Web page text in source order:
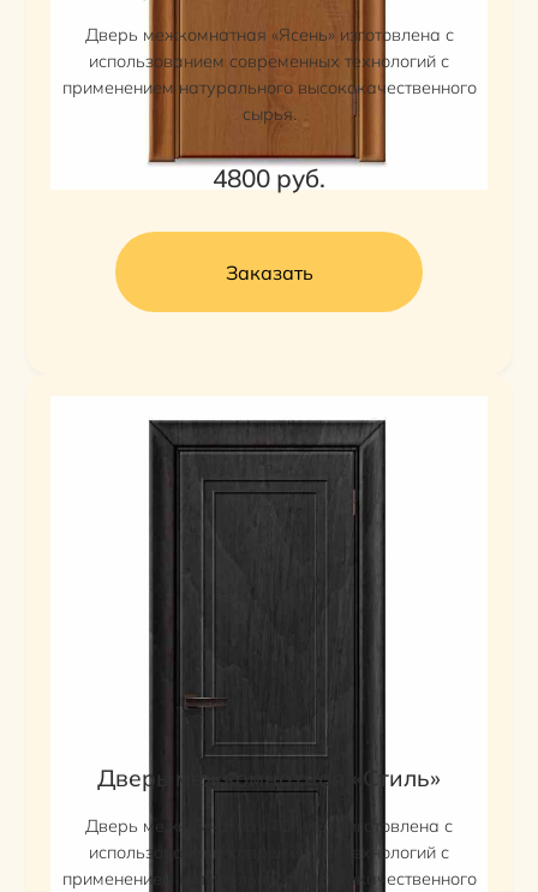
Дверь межкомнатная «Ясень» изготовлена с
использованием современных технологий с
применением натурального высококачественного
сырья.
4800 руб.
Заказать
Дверь межкомнатная «Стиль»
Дверь межкомнатная «Стиль» изготовлена с
использованием современных технологий с
применением натурального высококачественного